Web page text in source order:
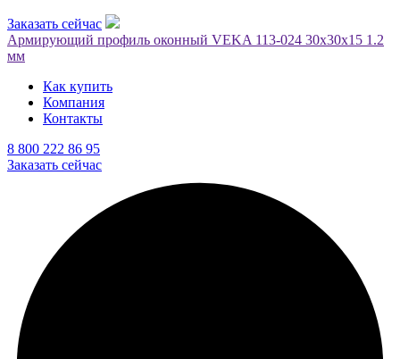
Заказать сейчас
Армирующий профиль оконный VEKA 113-024 30х30х15 1.2
мм
Как купить
Компания
Контакты
8 800 222 86 95
Заказать сейчас